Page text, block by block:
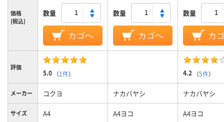
価格
(税込)
数量
カゴへ
数量
カゴへ
数量
カ
評価
5.0 （1件） 4.2 （5件）
メーカー コクヨ ナカバヤシ ナカバヤシ
サイズ A4 A4ヨコ A4ヨコ